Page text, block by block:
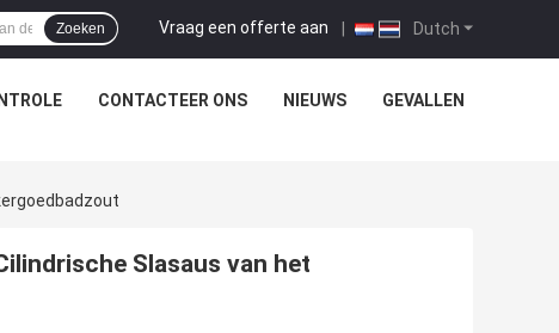
Dutch
Vraag een offerte aan |
Zoeken
CONTACTEER ONS NIEUWS GEVALLEN
Slasaus van het